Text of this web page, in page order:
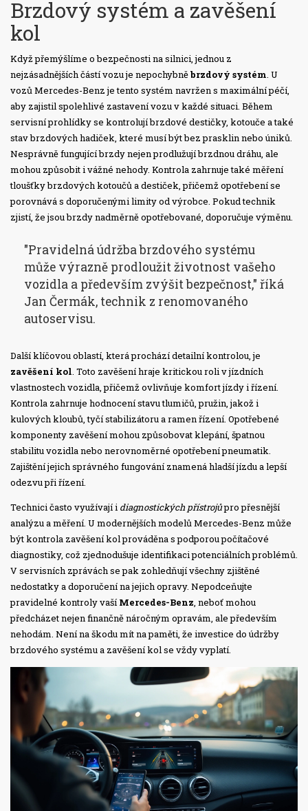
Brzdový systém a zavěšení
kol
Když přemýšlíme o bezpečnosti na silnici, jednou z
nejzásadnějších částí vozu je nepochybněbrzdový systém. U
vozů Mercedes-Benz je tento systém navržen s maximální péčí,
aby zajistil spolehlivé zastavení vozu v každé situaci. Během
servisní prohlídky se kontrolují brzdové destičky, kotouče a také
stav brzdových hadiček, které musí být bez prasklin nebo úniků.
Nesprávně fungující brzdy nejen prodlužují brzdnou dráhu, ale
mohou způsobit i vážné nehody. Kontrola zahrnuje také měření
tloušťky brzdových kotoučů a destiček, přičemž opotřebení se
porovnává s doporučenými limity od výrobce. Pokud technik
zjistí, že jsou brzdy nadměrně opotřebované, doporučuje výměnu.
"Pravidelná údržba brzdového systému
může výrazně prodloužit životnost vašeho
vozidla a především zvýšit bezpečnost," říká
Jan Čermák, technik z renomovaného
autoservisu.
Další klíčovou oblastí, která prochází detailní kontrolou, je
zavěšení kol. Toto zavěšení hraje kritickou roli v jízdních
vlastnostech vozidla, přičemž ovlivňuje komfort jízdy i řízení.
Kontrola zahrnuje hodnocení stavu tlumičů, pružin, jakož i
kulových kloubů, tyčí stabilizátoru a ramen řízení. Opotřebené
komponenty zavěšení mohou způsobovat klepání, špatnou
stabilitu vozidla nebo nerovnoměrné opotřebení pneumatik.
Zajištění jejich správného fungování znamená hladší jízdu a lepší
odezvu při řízení.
Technici často využívají i diagnostických přístrojůpro přesnější
analýzu a měření. U modernějších modelů Mercedes-Benz může
být kontrola zavěšení kol prováděna s podporou počítačové
diagnostiky, což zjednodušuje identifikaci potenciálních problémů.
V servisních zprávách se pak zohledňují všechny zjištěné
nedostatky a doporučení na jejich opravy. Nepodceňujte
pravidelné kontroly vaší Mercedes-Benz, neboť mohou
předcházet nejen finančně náročným opravám, ale především
nehodám. Není na škodu mít na paměti, že investice do údržby
brzdového systému a zavěšení kol se vždy vyplatí.